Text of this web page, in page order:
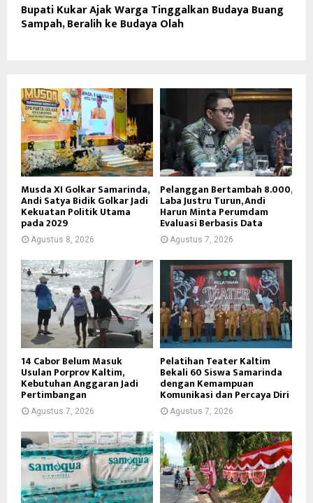
Bupati Kukar Ajak Warga Tinggalkan Budaya Buang
Sampah, Beralih ke Budaya Olah
Musda XI Golkar Samarinda,
Andi Satya Bidik Golkar Jadi
Kekuatan Politik Utama
pada 2029
Agustus 8, 2026
Pelanggan Bertambah 8.000,
Laba Justru Turun, Andi
Harun Minta Perumdam
Evaluasi Berbasis Data
Agustus 7, 2026
14 Cabor Belum Masuk
Usulan Porprov Kaltim,
Kebutuhan Anggaran Jadi
Pertimbangan
Agustus 7, 2026
Pelatihan Teater Kaltim
Bekali 60 Siswa Samarinda
dengan Kemampuan
Komunikasi dan Percaya Diri
Agustus 7, 2026